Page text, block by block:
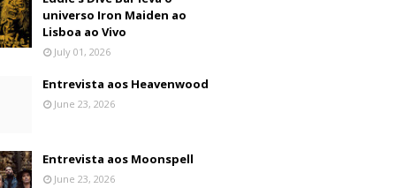
universo Iron Maiden ao
Lisboa ao Vivo
July 01, 2026
Entrevista aos Heavenwood
June 23, 2026
Entrevista aos Moonspell
June 23, 2026